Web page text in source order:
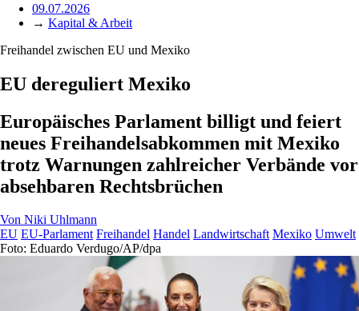
09.07.2026
→ Kapital & Arbeit
Freihandel zwischen EU und Mexiko
EU dereguliert Mexiko
Europäisches Parlament billigt und feiert
neues Freihandelsabkommen mit Mexiko
trotz Warnungen zahlreicher Verbände vor
absehbaren Rechtsbrüchen
Von Niki Uhlmann
EU EU-Parlament Freihandel Handel Landwirtschaft Mexiko Umwelt
Foto: Eduardo Verdugo/AP/dpa